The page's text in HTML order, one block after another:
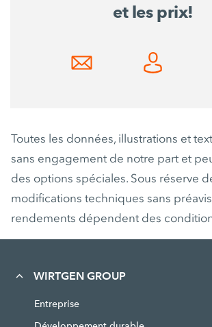
et les prix!
Toutes les données, illustrations et
sans engagement de notre part et
des options spéciales. Sous réserve
modifications techniques sans
rendements dépendent des
WIRTGEN GROUP
Entreprise